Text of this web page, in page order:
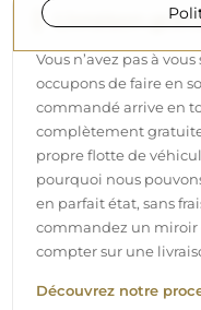
Livraison
Vous n’avez pas à
occupons de faire en
commandé arrive en
complètement
propre flotte de
pourquoi nous
en parfait état, sans
commandez un miroir
compter sur une
Découvrez notre